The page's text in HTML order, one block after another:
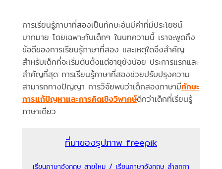
การเรียนรู้ภาษาที่สองเป็นทักษะอันมีค่าที่มีประโยชน์
มากมาย โดยเฉพาะกับเด็กๆ ในบทความนี้ เราจะพูดถึง
ข้อดีของการเรียนรู้ภาษาที่สอง และเหตุใดจึงสำคัญ
สำหรับเด็กที่จะเริ่มต้นตั้งแต่อายุยังน้อย ประการแรกและ
สำคัญที่สุด การเรียนรู้ภาษาที่สองช่วยปรับปรุงความ
สามารถทางปัญญา การวิจัยพบว่าเด็กสองภาษามีทักษะ
การแก้ปัญหาและการคิดเชิงวิพากษ์ดีกว่าเด็กที่เรียนรู้
ภาษาเดียว
ที่มาของรูปภาพ freepik
เรียนภาษาอังกฤษ สายไหม / เรียนภาษาอังกฤษ ลำลูกกา